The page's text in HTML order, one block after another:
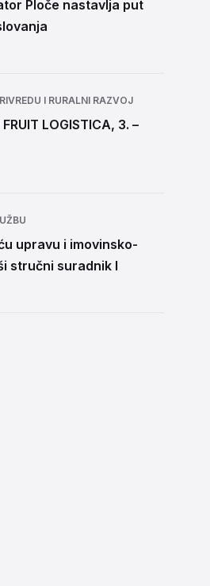
Ploče nastavlja put
I RURALNI RAZVOJ
LOGISTICA, 3. –
upravu i imovinsko-
stručni suradnik I